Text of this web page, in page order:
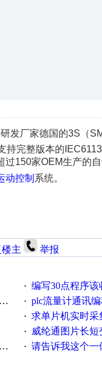
发厂家德国的3S（
持完整版本的
150家OEM生产的
动控制 系统。
楼主 举报
· 编写30点程序
· plc流量计通讯
· 求单片机实时采集多路AB
· 威纶通图片长
· 请告诉我这个一体机的